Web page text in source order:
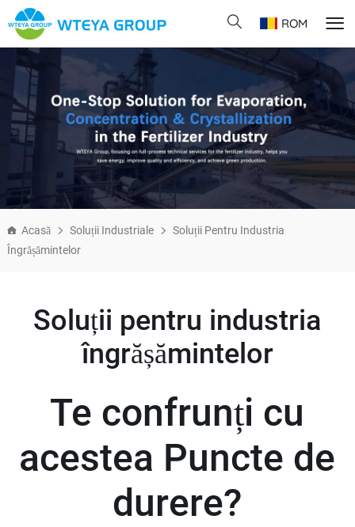
ROM
Acasă Soluții Industriale
Soluții Pentru Industria
Îngrășămintelor
Soluții pentru industria
îngrășămintelor
Te confrunți cu
acestea Puncte de
durere?